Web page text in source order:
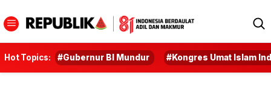
Hot Topics: #Gubernur BI Mundur #Kongres Umat Islam